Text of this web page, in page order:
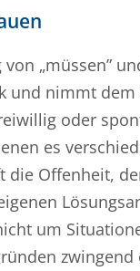
von „müssen”
und nimmt dem
oder
es
die Offenheit,
um